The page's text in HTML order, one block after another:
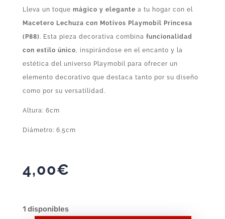
Lleva un toque mágico y elegante a tu hogar con el
Macetero Lechuza con Motivos Playmobil Princesa
(P88). Esta pieza decorativa combina funcionalidad
con estilo único, inspirándose en el encanto y la
estética del universo Playmobil para ofrecer un
elemento decorativo que destaca tanto por su diseño
como por su versatilidad.
Altura: 6cm
Diámetro: 6.5cm
4,00€
1 disponibles